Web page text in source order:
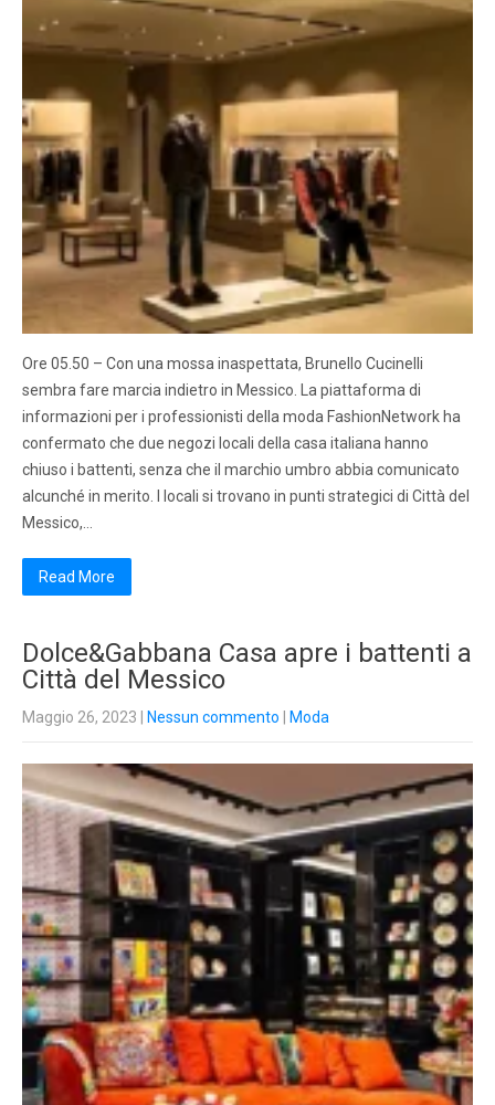
Ore 05.50 – Con una mossa inaspettata, Brunello Cucinelli
sembra fare marcia indietro in Messico. La piattaforma di
informazioni per i professionisti della moda FashionNetwork ha
confermato che due negozi locali della casa italiana hanno
chiuso i battenti, senza che il marchio umbro abbia comunicato
alcunché in merito. I locali si trovano in punti strategici di Città del
Messico,…
Read More
Dolce&Gabbana Casa apre i battenti a
Città del Messico
Maggio 26, 2023 Nessun commento Moda